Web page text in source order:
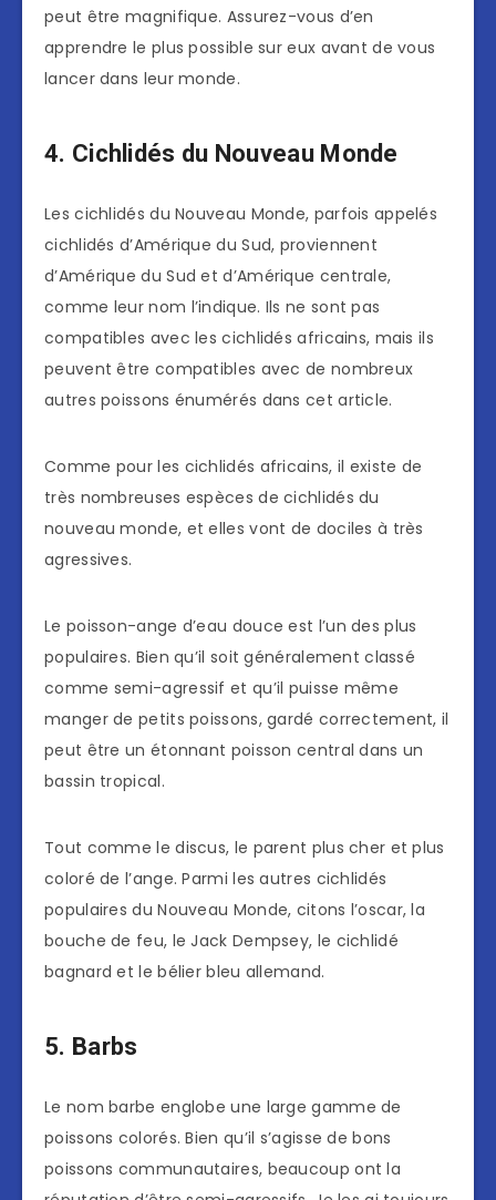
peut être magnifique. Assurez-vous d’en
apprendre le plus possible sur eux avant de vous
lancer dans leur monde.
4. Cichlidés du Nouveau Monde
Les cichlidés du Nouveau Monde, parfois appelés
cichlidés d’Amérique du Sud, proviennent
d’Amérique du Sud et d’Amérique centrale,
comme leur nom l’indique. Ils ne sont pas
compatibles avec les cichlidés africains, mais ils
peuvent être compatibles avec de nombreux
autres poissons énumérés dans cet article.
Comme pour les cichlidés africains, il existe de
très nombreuses espèces de cichlidés du
nouveau monde, et elles vont de dociles à très
agressives.
Le poisson-ange d’eau douce est l’un des plus
populaires. Bien qu’il soit généralement classé
comme semi-agressif et qu’il puisse même
manger de petits poissons, gardé correctement, il
peut être un étonnant poisson central dans un
bassin tropical.
Tout comme le discus, le parent plus cher et plus
coloré de l’ange. Parmi les autres cichlidés
populaires du Nouveau Monde, citons l’oscar, la
bouche de feu, le Jack Dempsey, le cichlidé
bagnard et le bélier bleu allemand.
5. Barbs
Le nom barbe englobe une large gamme de
poissons colorés. Bien qu’il s’agisse de bons
poissons communautaires, beaucoup ont la